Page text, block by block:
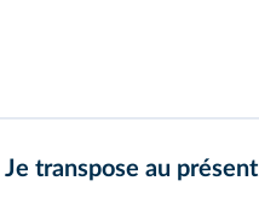
Je transpose au présent